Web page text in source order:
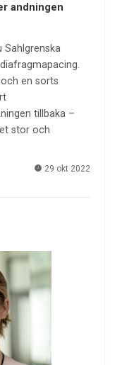
andningen
en sorts
tillbaka –
stor och
29 okt 2022